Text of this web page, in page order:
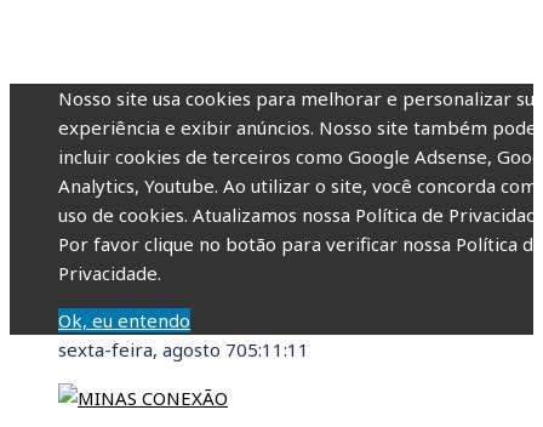
Nosso site usa cookies para melhorar e personalizar sua
experiência e exibir anúncios. Nosso site também pode
incluir cookies de terceiros como Google Adsense,
Analytics, Youtube. Ao utilizar o site, você concorda com
uso de cookies. Atualizamos nossa Política de
Por favor clique no botão para verificar nossa Política de
Privacidade.
Ok, eu entendo
sexta-feira, agosto 705:11:12